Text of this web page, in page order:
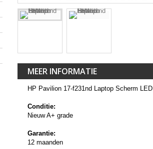
MEER INFORMATIE
HP Pavilion 17-f231nd Laptop Scherm LED
Conditie:
Nieuw A+ grade
Garantie:
12 maanden